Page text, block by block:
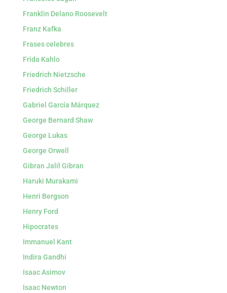
Franklin Delano Roosevelt
Franz Kafka
Frases celebres
Frida Kahlo
Friedrich Nietzsche
Friedrich Schiller
Gabriel García Márquez
George Bernard Shaw
George Lukas
George Orwell
Gibran Jalil Gibran
Haruki Murakami
Henri Bergson
Henry Ford
Hipocrates
Immanuel Kant
Indira Gandhi
Isaac Asimov
Isaac Newton